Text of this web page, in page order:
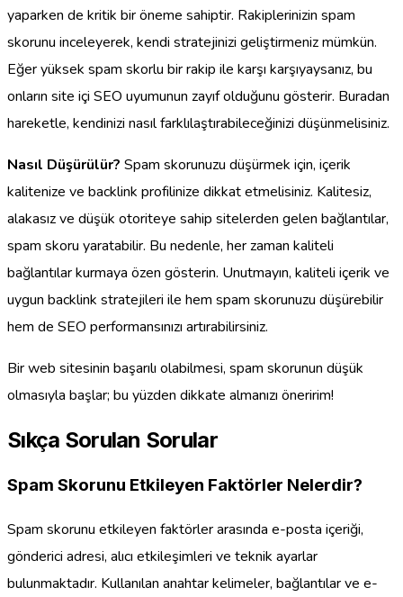
yaparken de kritik bir öneme sahiptir. Rakiplerinizin spam
skorunu inceleyerek, kendi stratejinizi geliştirmeniz mümkün.
Eğer yüksek spam skorlu bir rakip ile karşı karşıyaysanız, bu
onların site içi SEO uyumunun zayıf olduğunu gösterir. Buradan
hareketle, kendinizi nasıl farklılaştırabileceğinizi düşünmelisiniz.
Nasıl Düşürülür? Spam skorunuzu düşürmek için, içerik
kalitenize ve backlink profilinize dikkat etmelisiniz. Kalitesiz,
alakasız ve düşük otoriteye sahip sitelerden gelen bağlantılar,
spam skoru yaratabilir. Bu nedenle, her zaman kaliteli
bağlantılar kurmaya özen gösterin. Unutmayın, kaliteli içerik ve
uygun backlink stratejileri ile hem spam skorunuzu düşürebilir
hem de SEO performansınızı artırabilirsiniz.
Bir web sitesinin başarılı olabilmesi, spam skorunun düşük
olmasıyla başlar; bu yüzden dikkate almanızı öneririm!
Sıkça Sorulan Sorular
Spam Skorunu Etkileyen Faktörler Nelerdir?
Spam skorunu etkileyen faktörler arasında e-posta içeriği,
gönderici adresi, alıcı etkileşimleri ve teknik ayarlar
bulunmaktadır. Kullanılan anahtar kelimeler, bağlantılar ve e-